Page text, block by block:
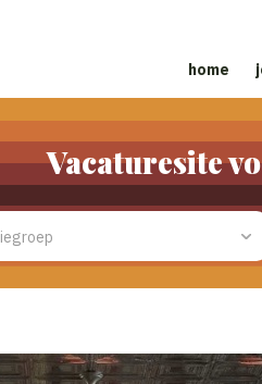
home
Vacaturesite